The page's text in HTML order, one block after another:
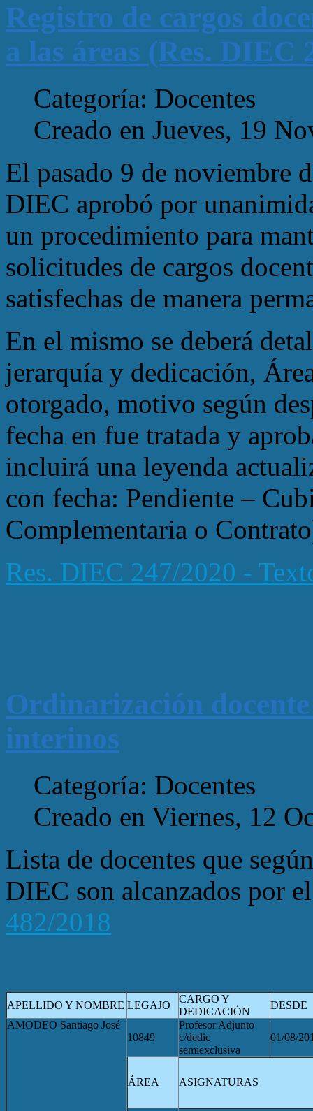
Registro de cargos
a las áreas (Res. DIEC
Categoría: Docentes
Creado en Jueves, 19
El pasado 9 de noviembre
DIEC aprobó por
un procedimiento para
solicitudes de cargos
satisfechas de manera
En el mismo se deberá
jerarquía y dedicación,
otorgado, motivo según
fecha en fue tratada y
incluirá una leyenda
con fecha: Pendiente –
Complementaria o
Res. DIEC 247/2020 -
Ordinarización
interinos
Categoría: Docentes
Creado en Viernes, 12
Lista de docentes que
DIEC son alcanzados por
482/2018
APELLIDO Y NOMBRE LEGAJO
CARGO Y
DEDICACIÓN
DESDE
AMODEO Santiago José
10849
Profesor Adjunto
c/dedic
semiexclusiva
01/08/
ÁREA ASIGNATURAS